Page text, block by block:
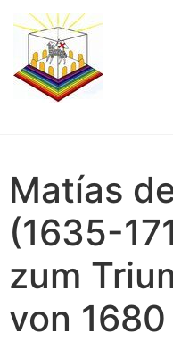
Matías
(1635-
zum
von 1680